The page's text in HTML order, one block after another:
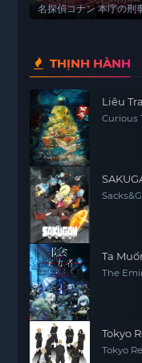
Story at Police
Headquarters,
名探偵コナン 本庁の刑
THỊNH HÀNH
Liêu
Curious
Ta
The
Tokyo
Tokyo